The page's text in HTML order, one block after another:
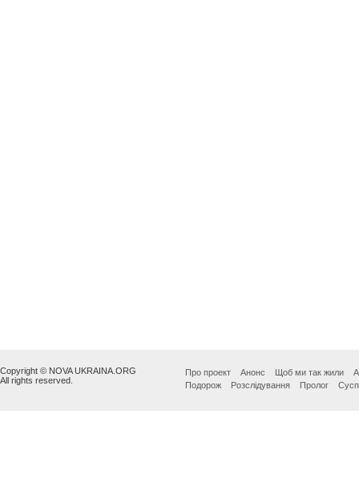
Copyright © NOVA UKRAINA.ORG
All rights reserved.
Про проект Анонс Щоб ми так жили
Подорож
Розслідування Пролог